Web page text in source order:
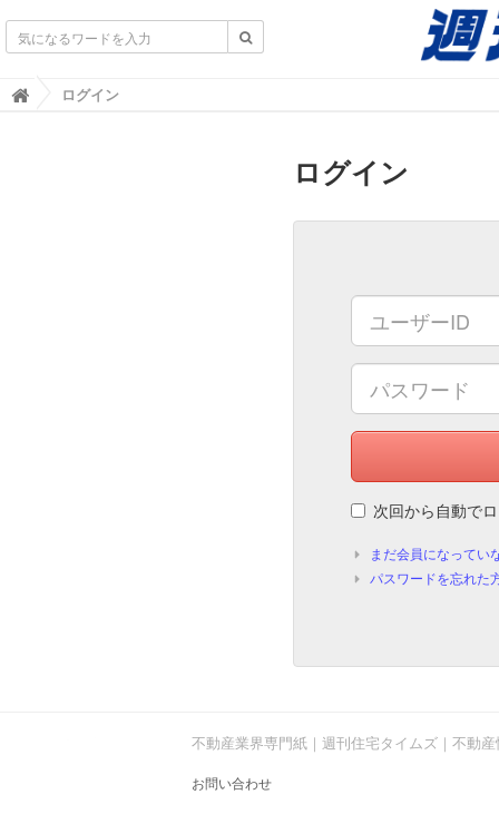
不動産業界専門紙｜週刊住宅タイムズ｜不動産情報
ログイン
ログイン
次回から自動で
まだ会員になってい
パスワードを忘れた
不動産業界専門紙｜週刊住宅タイムズ｜不動
お問い合わせ